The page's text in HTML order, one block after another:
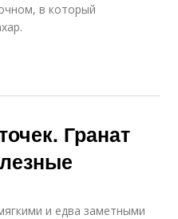
в который
Гранат
и едва заметными